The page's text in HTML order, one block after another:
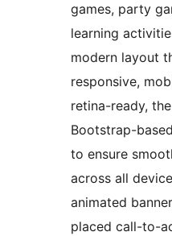
games, party
learning
modern layout
responsive,
retina-ready,
Bootstrap-
to ensure
across all
animated
placed call-to-